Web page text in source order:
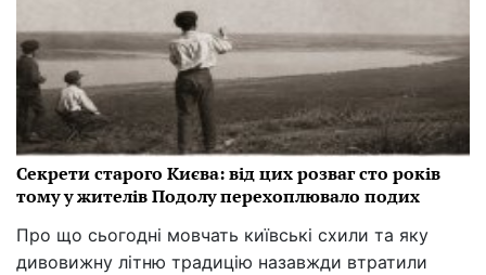
Секрети старого Києва: від цих розваг сто років
тому у жителів Подолу перехоплювало подих
Про що сьогодні мовчать київські схили та яку
дивовижну літню традицію назавжди втратили